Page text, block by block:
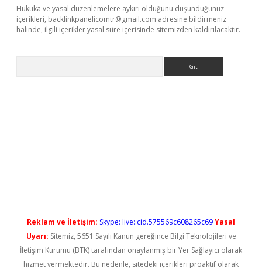
Hukuka ve yasal düzenlemelere aykırı olduğunu düşündüğünüz
içerikleri, backlinkpanelicomtr@gmail.com adresine bildirmeniz
halinde, ilgili içerikler yasal süre içerisinde sitemizden kaldırılacaktır.
Reklam ve İletişim: Skype: live:.cid.575569c608265c69Yasal
Uyarı: Sitemiz, 5651 Sayılı Kanun gereğince Bilgi Teknolojileri ve
İletişim Kurumu (BTK) tarafından onaylanmış bir Yer Sağlayıcı olarak
hizmet vermektedir. Bu nedenle, sitedeki içerikleri proaktif olarak